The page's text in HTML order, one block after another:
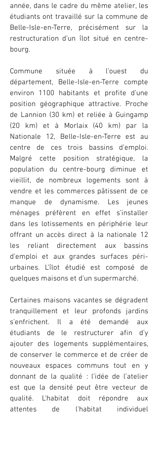
année, dans le cadre du même atelier, les
étudiants ont travaillé sur la commune de
Belle-Isle-en-Terre, précisément sur la
restructuration d’un îlot situé en centre-
bourg.
Commune située à l’ouest du
département, Belle-Isle-en-Terre compte
environ 1100 habitants et profite d’une
position géographique attractive. Proche
de Lannion (30 km) et reliée à Guingamp
(20 km) et à Morlaix (40 km) par la
Nationale 12, Belle-Isle-en-Terre est au
centre de ces trois bassins d’emploi.
Malgré cette position stratégique, la
population du centre-bourg diminue et
vieillit, de nombreux logements sont à
vendre et les commerces pâtissent de ce
manque de dynamisme. Les jeunes
ménages préfèrent en effet s’installer
dans les lotissements en périphérie leur
offrant un accès direct à la nationale 12
les reliant directement aux bassins
d’emploi et aux grandes surfaces péri-
urbaines. L'îlot étudié est composé de
quelques maisons et d'un supermarché.
Certaines maisons vacantes se dégradent
tranquillement et leur profonds jardins
s'enfrichent. Il a été demandé aux
étudiants de le restructurer afin d’y
ajouter des logements supplémentaires,
de conserver le commerce et de créer de
nouveaux espaces communs tout en y
donnant de la qualité : l’idée de l’atelier
est que la densité peut être vecteur de
qualité. L'habitat doit répondre aux
attentes de l'habitat individuel